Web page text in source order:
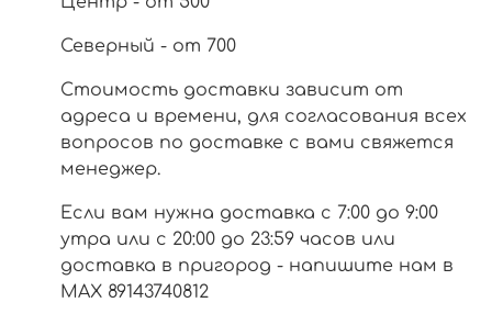
Северный - от 700
Стоимость доставки зависит от
адреса и времени, для согласования всех
вопросов по доставке с вами свяжется
менеджер.
Если вам нужна доставка с 7:00 до 9:00
утра или с 20:00 до 23:59 часов или
доставка в пригород - напишите нам в
МАХ 89143740812